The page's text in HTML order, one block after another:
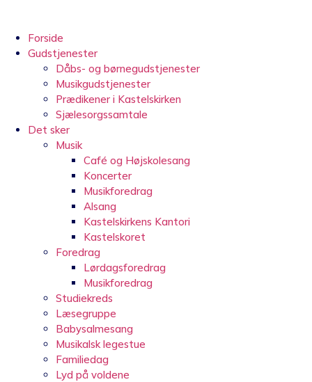
indholdForside
Gudstjenester
Dåbs- og børnegudstjenester
Musikgudstjenester
Prædikener i Kastelskirken
Sjælesorgssamtale
Det sker
Musik
Café og Højskolesang
Koncerter
Musikforedrag
Alsang
Kastelskirkens Kantori
Kastelskoret
Foredrag
Lørdagsforedrag
Musikforedrag
Studiekreds
Læsegruppe
Babysalmesang
Musikalsk legestue
Familiedag
Lyd på voldene